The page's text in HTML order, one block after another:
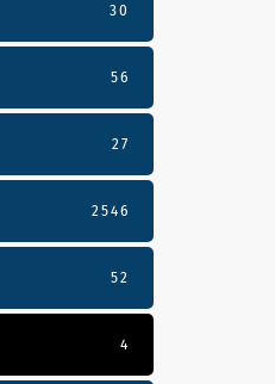
30
56
27
2546
52
4